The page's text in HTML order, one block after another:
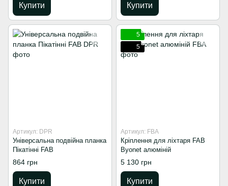
Купити Купити
Артикул: DPR
Універсальна подвійна планка
Пікатінні FAB
864 грн
Купити
5
5
Артикул: FBA
Кріплення для ліхтаря FAB
Byonet алюміній
5 130 грн
Купити